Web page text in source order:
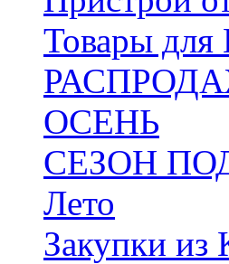
Товары
ОСЕНЬ
СЕЗОН
Лето
Закупки из